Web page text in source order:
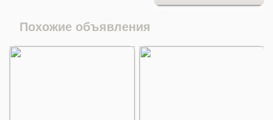
Похожие объявления